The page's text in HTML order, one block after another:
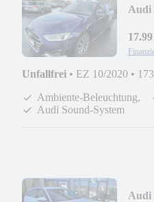
Audi
Unfallfrei • EZ 10/2020 •
Ambiente-Beleuchtung,
Audi Sound-System
Audi